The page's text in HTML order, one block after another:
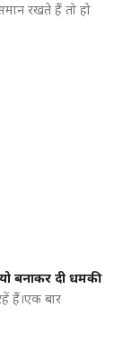
रखते हैं तो हो
बनाकर दी धमकी
हैं।एक बार